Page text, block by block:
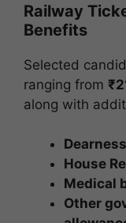
Railway
Benefits
Selected
ranging from
along with
House
Medical
Other